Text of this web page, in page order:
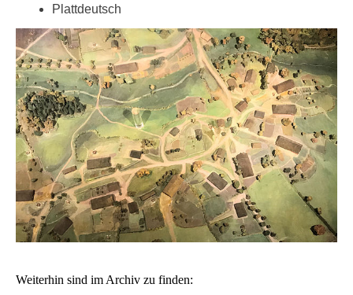
Plattdeutsch
Weiterhin sind im Archiv zu finden: